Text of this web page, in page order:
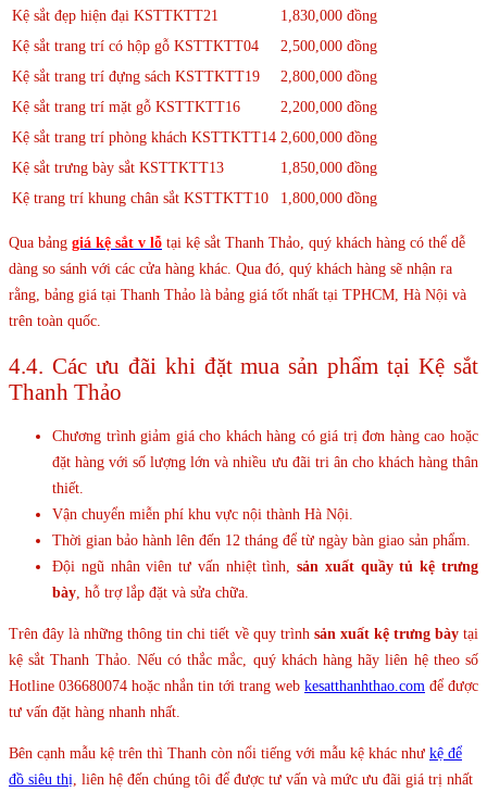
Kệ sắt đẹp hiện đại KSTTKTT21
1,830,000 đồng
Kệ sắt trang trí có hộp gỗ KSTTKTT04
2,500,000 đồng
Kệ sắt trang trí đựng sách KSTTKTT19
2,800,000 đồng
Kệ sắt trang trí mặt gỗ KSTTKTT16
2,200,000 đồng
Kệ sắt trang trí phòng khách KSTTKTT14 2,600,000 đồng
Kệ sắt trưng bày sắt KSTTKTT13
1,850,000 đồng
Kệ trang trí khung chân sắt KSTTKTT10
1,800,000 đồng
Qua bảng giá kệ sắt v lỗ tại kệ sắt Thanh Thảo, quý khách hàng có thể dễ
dàng so sánh với các cửa hàng khác. Qua đó, quý khách hàng sẽ nhận ra
rằng, bảng giá tại Thanh Thảo là bảng giá tốt nhất tại TPHCM, Hà Nội và
trên toàn quốc.
4.4. Các ưu đãi khi đặt mua sản phẩm tại Kệ sắt
Thanh Thảo
Chương trình giảm giá cho khách hàng có giá trị đơn hàng cao hoặc
đặt hàng với số lượng lớn và nhiều ưu đãi tri ân cho khách hàng thân
thiết.
Vận chuyển miễn phí khu vực nội thành Hà Nội.
Thời gian bảo hành lên đến 12 tháng để từ ngày bàn giao sản phẩm.
Đội ngũ nhân viên tư vấn nhiệt tình,sản xuất quầy tủ kệ trưng
bày, hỗ trợ lắp đặt và sửa chữa.
Trên đây là những thông tin chi tiết về quy trình sản xuất kệ trưng bàytại
kệ sắt Thanh Thảo. Nếu có thắc mắc, quý khách hàng hãy liên hệ theo số
Hotline 036680074 hoặc nhắn tin tới trang web kesatthanhthao.com để được
tư vấn đặt hàng nhanh nhất.
Bên cạnh mẫu kệ trên thì Thanh còn nổi tiếng với mẫu kệ khác như kệ để
đồ siêu thị, liên hệ đến chúng tôi để được tư vấn và mức ưu đãi giá trị nhất